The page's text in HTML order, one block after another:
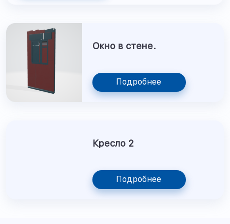
Окно в стене.
Подробнее
Кресло 2
Подробнее